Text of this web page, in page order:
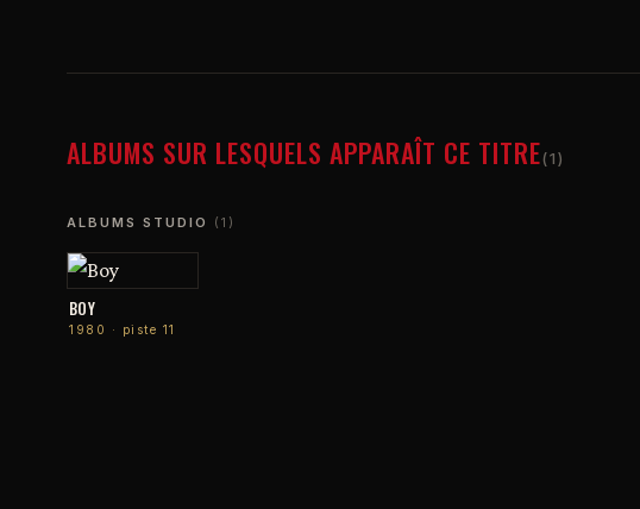
ALBUMS SUR LESQUELS APPARAÎT CE TITRE(1)
ALBUMS STUDIO (1)
BOY
1980 · piste 11